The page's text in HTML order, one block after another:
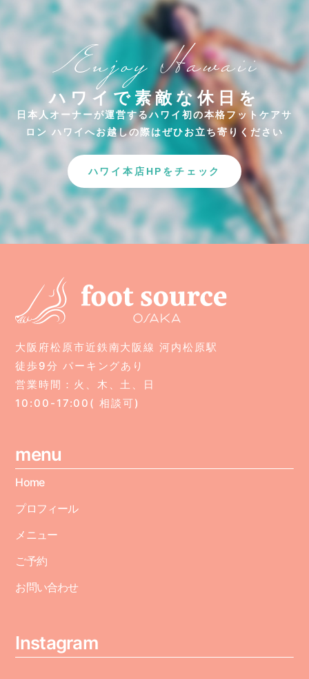
ハワイで素敵な休日を
日本人オーナーが運営するハワイ初の本格フットケアサ
ロン ハワイへお越しの際はぜひお立ち寄りください
ハワイ本店HPをチェック
大阪府松原市近鉄南大阪線 河内松原駅
徒歩9分 パーキングあり
営業時間：火、木、土、日
10:00-17:00( 相談可)
menu
Home
プロフィール
メニュー
ご予約
お問い合わせ
Instagram